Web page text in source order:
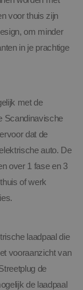
voor thuis zijn
om minder
in je prachtige
met de
Scandinavische
dat de
auto. De
over 1 fase en 3
of werk
laadpaal die
vooraanzicht van
de
de laadpaal